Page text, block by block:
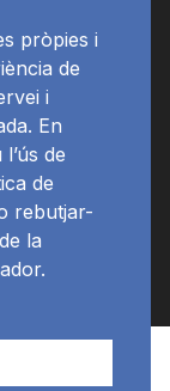
pròpies i
de
i
En
de
de
rebutjar-
la